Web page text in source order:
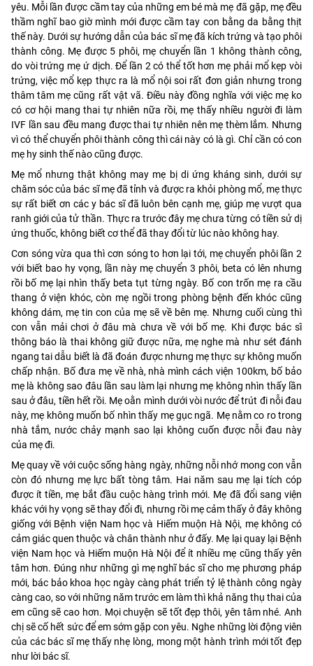
yêu. Mỗi lần được cầm tay của những em bé mà mẹ đã gặp, mẹ đều
thầm nghĩ bao giờ mình mới được cầm tay con bằng da bằng thịt
thế này. Dưới sự hướng dẫn của bác sĩ mẹ đã kích trứng và tạo phôi
thành công. Mẹ được 5 phôi, mẹ chuyển lần 1 không thành công,
do vòi trứng mẹ ứ dịch. Để lần 2 có thể tốt hơn mẹ phải mổ kẹp vòi
trứng, việc mổ kẹp thực ra là mổ nội soi rất đơn giản nhưng trong
thâm tâm mẹ cũng rất vật vã. Điều này đồng nghĩa với việc mẹ ko
có cơ hội mang thai tự nhiên nữa rồi, mẹ thấy nhiều người đi làm
IVF lần sau đều mang được thai tự nhiên nên mẹ thèm lắm. Nhưng
vì có thể chuyển phôi thành công thì cái này có là gì. Chỉ cần có con
mẹ hy sinh thế nào cũng được.
Mẹ mổ nhưng thật không may mẹ bị di ứng kháng sinh, dưới sự
chăm sóc của bác sĩ mẹ đã tỉnh và được ra khỏi phòng mổ, mẹ thực
sự rất biết ơn các y bác sĩ đã luôn bên cạnh mẹ, giúp mẹ vượt qua
ranh giới của tử thần. Thực ra trước đây mẹ chưa từng có tiền sử dị
ứng thuốc, không biết cơ thể đã thay đổi từ lúc nào không hay.
Cơn sóng vừa qua thì cơn sóng to hơn lại tới, mẹ chuyển phôi lần 2
với biết bao hy vọng, lần này mẹ chuyển 3 phôi, beta có lên nhưng
rồi bố mẹ lại nhìn thấy beta tụt từng ngày. Bố con trốn mẹ ra cầu
thang ở viện khóc, còn mẹ ngồi trong phòng bệnh đến khóc cũng
không dám, mẹ tin con của mẹ sẽ về bên mẹ. Nhưng cuối cùng thì
con vẫn mải chơi ở đâu mà chưa về với bố mẹ. Khi được bác sĩ
thông báo là thai không giữ được nữa, mẹ nghe mà như sét đánh
ngang tai dẫu biết là đã đoán được nhưng mẹ thực sự không muốn
chấp nhận. Bố đưa mẹ về nhà, nhà mình cách viện 100km, bố bảo
mẹ là không sao đâu lần sau làm lại nhưng mẹ không nhìn thấy lần
sau ở đâu, tiền hết rồi. Mẹ oằn mình dưới vòi nước để trút đi nỗi đau
này, mẹ không muốn bố nhìn thấy mẹ gục ngã. Mẹ nằm co ro trong
nhà tắm, nước chảy mạnh sao lại không cuốn được nỗi đau này
của mẹ đi.
Mẹ quay về với cuộc sống hàng ngày, những nỗi nhớ mong con vẫn
còn đó nhưng mẹ lực bất tòng tâm. Hai năm sau mẹ lại tích cóp
được ít tiền, mẹ bắt đầu cuộc hàng trình mới. Mẹ đã đổi sang viện
khác với hy vọng sẽ thay đổi đi, nhưng rồi mẹ cảm thấy ở đây không
giống với Bệnh viện Nam học và Hiếm muộn Hà Nội, mẹ không có
cảm giác quen thuộc và chân thành như ở đấy. Mẹ lại quay lại Bệnh
viện Nam học và Hiếm muộn Hà Nội để ít nhiều mẹ cũng thấy yên
tâm hơn. Đúng như những gì mẹ nghĩ bác sĩ cho mẹ phương pháp
mới, bác bảo khoa học ngày càng phát triển tỷ lệ thành công ngày
càng cao, so với những năm trước em làm thì khả năng thụ thai của
em cũng sẽ cao hơn. Mọi chuyện sẽ tốt đẹp thôi, yên tâm nhé. Anh
chị sẽ cố hết sức để em sớm gặp con yêu. Nghe những lời động viên
của các bác sĩ mẹ thấy nhẹ lòng, mong một hành trình mới tốt đẹp
như lời bác sĩ.